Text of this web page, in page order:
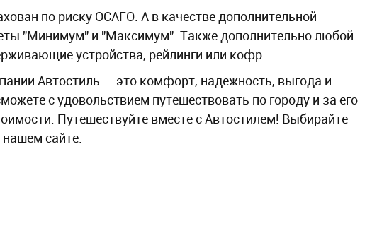
по риску ОСАГО. А в качестве дополнительной
"Минимум" и "Максимум". Также дополнительно любой
устройства, рейлинги или кофр.
Автостиль — это комфорт, надежность, выгода и
с удовольствием путешествовать по городу и за его
Путешествуйте вместе с Автостилем! Выбирайте
нашем сайте.